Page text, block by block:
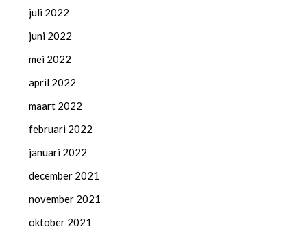
juli 2022
juni 2022
mei 2022
april 2022
maart 2022
februari 2022
januari 2022
december 2021
november 2021
oktober 2021